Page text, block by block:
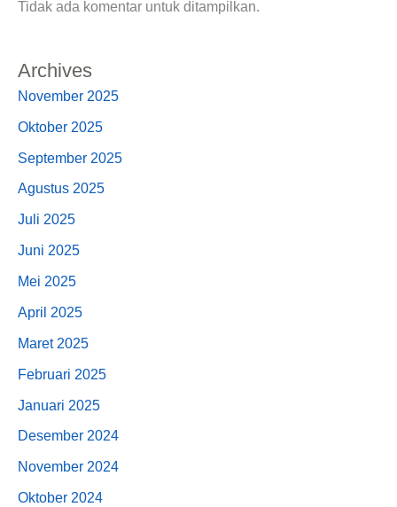
Tidak ada komentar untuk ditampilkan.
Archives
November 2025
Oktober 2025
September 2025
Agustus 2025
Juli 2025
Juni 2025
Mei 2025
April 2025
Maret 2025
Februari 2025
Januari 2025
Desember 2024
November 2024
Oktober 2024